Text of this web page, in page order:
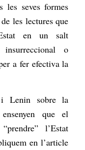
les seves formes
les lectures que
en un salt
o
a fer efectiva la
Lenin sobre la
que el
l’Estat
en l’article